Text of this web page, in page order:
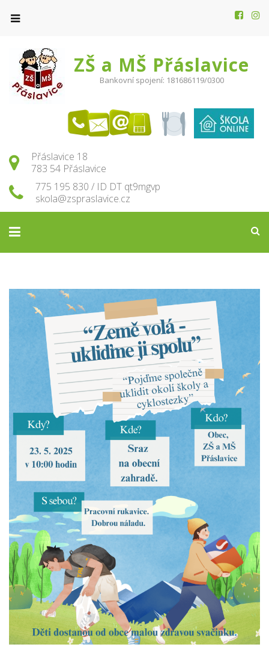
ZŠ a MŠ Přáslavice
Bankovní spojení: 181686119/0300
Přáslavice 18
783 54 Přáslavice
775 195 830 / ID DT qt9mgvp
skola@zspraslavice.cz